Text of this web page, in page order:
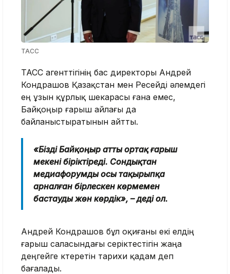
ТАСС
ТАСС агенттігінің бас директоры Андрей
Кондрашов Қазақстан мен Ресейді әлемдегі
ең ұзын құрлық шекарасы ғана емес,
Байқоңыр ғарыш айлағы да
байланыстыратынын айтты.
«Бізді Байқоңыр атты ортақ ғарыш
мекені біріктіреді. Сондықтан
медиафорумды осы тақырыпқа
арналған бірлескен көрмемен
бастауды жөн көрдік», – деді ол.
Андрей Кондрашов бұл оқиғаны екі елдің
ғарыш саласындағы серіктестігін жаңа
деңгейге көтеретін тарихи қадам деп
бағалады.